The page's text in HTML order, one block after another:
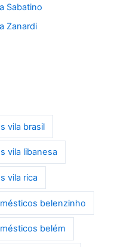
Sabatino
Zanardi
vila brasil
vila libanesa
vila rica
belenzinho
belém